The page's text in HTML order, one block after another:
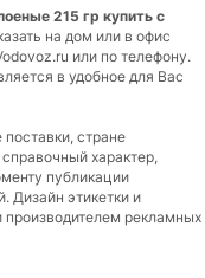
215 гр купить с
на дом или в офис
или по телефону.
в удобное для Вас
стране
характер,
публикации
Дизайн этикетки и
производителем рекламных